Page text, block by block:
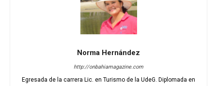
Norma Hernández
http://onbahiamagazine.com
Egresada de la carrera Lic. en Turismo de la UdeG. Diplomada en